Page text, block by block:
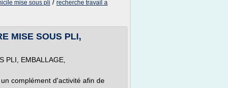
mise sous pli / recherche travail a
MISE SOUS PLI,
PLI, EMBALLAGE,
complément d'activité afin de